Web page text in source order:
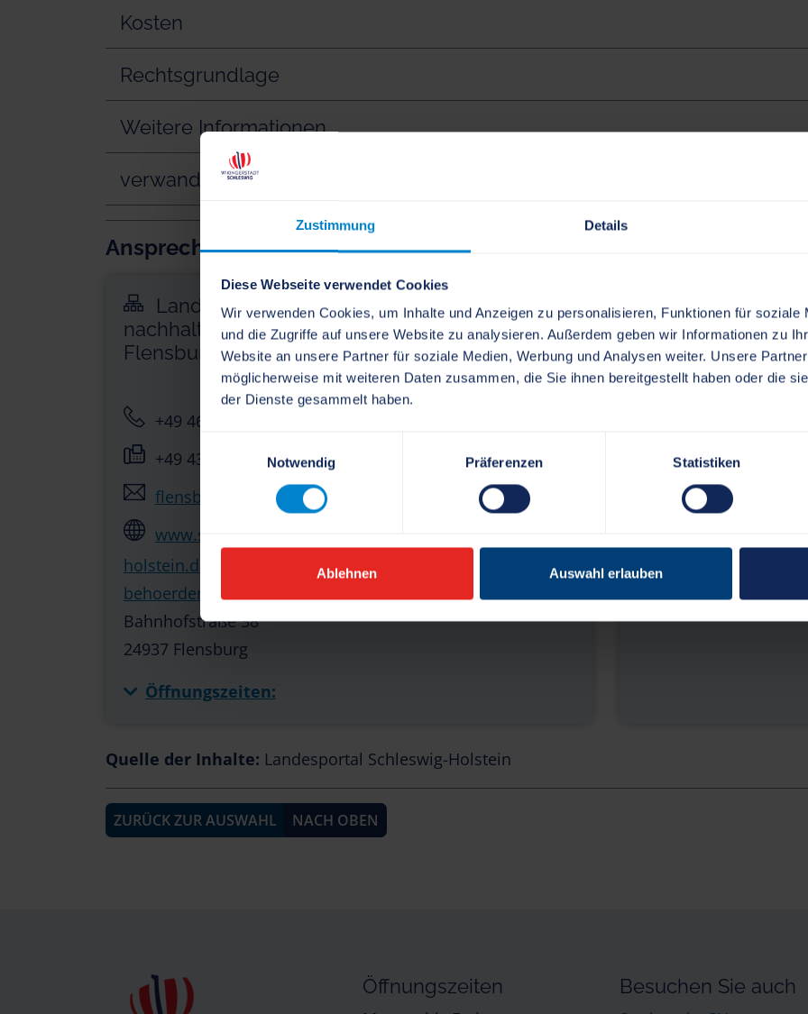
Zustimmung Details
Diese Webseite verwendet Cookies
Wir verwenden Cookies, um Inhalte und Anzeigen zu personalisieren, Funktionen für soziale
und die Zugriffe auf unsere Website zu analysieren. Außerdem geben wir Informationen zu
Website an unsere Partner für soziale Medien, Werbung und Analysen weiter. Unsere
möglicherweise mit weiteren Daten zusammen, die Sie ihnen bereitgestellt haben oder die
der Dienste gesammelt haben.
Notwendig
Präferenzen Statistiken
Ablehnen Auswahl erlauben
Kosten
Rechtsgrundlage
Weitere Informationen
verwandte Vorgänge
Ansprechpartner
Landesamt für Landwirtschaft und
nachhaltige Landentwicklung - Außenstelle
Flensburg
+49 461 804-0
+49 431 804-240
flensburg.poststelle[at]llnl.landsh.de
www.schleswig-
holstein.de/DE/landesregierung/ministerien-
behoerden/LLNL/LLNL_node.html
Bahnhofstraße 38
24937 Flensburg
Öffnungszeiten:
Landesamt für
Flensburg
Bahnhofstraße 38
Öffnungszeiten:
Quelle der Inhalte: Landesportal Schleswig-Holstein
ZURÜCK ZUR AUSWAHL NACH OBEN
Öffnungszeiten Besuchen Sie auch